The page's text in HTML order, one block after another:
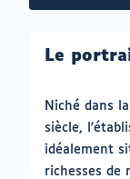
Le
Niché dans
siècle,
idéalement
richesses de